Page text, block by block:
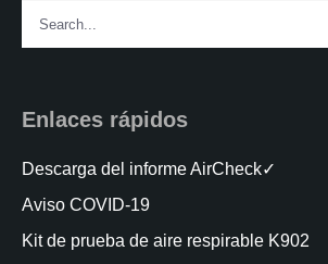
Search
for:
Enlaces rápidos
Descarga del informe AirCheck✓
Aviso COVID-19
Kit de prueba de aire respirable K902